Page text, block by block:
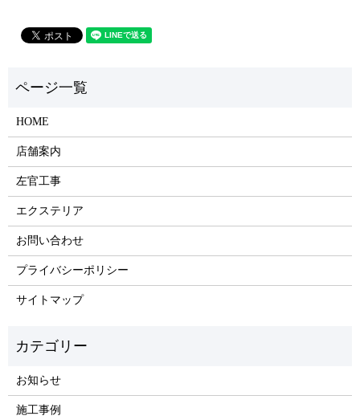
HOME
店舗案内
左官工事
エクステリア
お問い合わせ
プライバシーポリシー
サイトマップ
お知らせ
施工事例